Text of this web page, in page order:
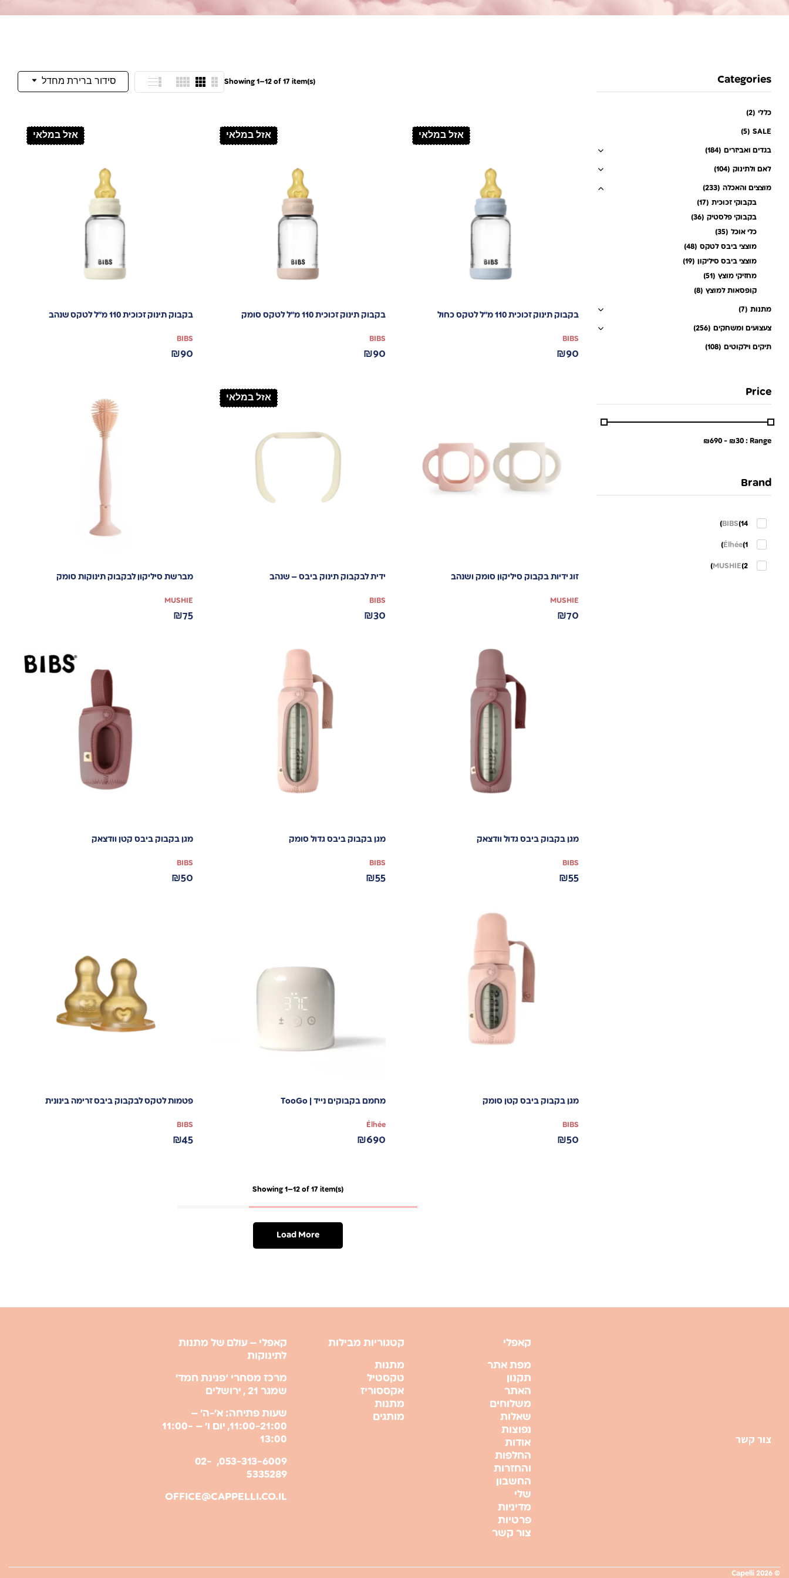
Categories
כללי (2)
SALE
(5)
בגדים ואביזרים (184)
לאם ולתינוק (104)
מוצצים והאכלה (233)
בקבוקי זכוכית (17)
בקבוקי פלסטיק (36)
כלי אוכל (35)
מוצצי ביבס לטקס (48)
מוצצי ביבס סיליקון (19)
מחזיקי מוצץ (51)
קופסאות למוצץ (8)
מתנות (7)
צעצועים ומשחקים (256)
תיקים וילקוטים (108)
Price
Range :
₪30
-
₪690
Brand
BIBS(14)
Élhée(1)
MUSHIE(2)
סידור ברירת מחדל Showing 1–12 of 17 item(s)
אזל במלאי
בקבוק תינוק זכוכית 110 מ”ל לטקס כחול
BIBS
₪90
אזל במלאי
בקבוק תינוק זכוכית 110 מ”ל לטקס סומק
BIBS
₪90
אזל במלאי
בקבוק תינוק זכוכית 110 מ”ל לטקס שנהב
BIBS
₪90
זוג ידיות בקבוק סיליקון סומק ושנהב
MUSHIE
₪70
אזל במלאי
ידית לבקבוק תינוק ביבס – שנהב
BIBS
₪30
מברשת סיליקון לבקבוק תינוקות סומק
MUSHIE
₪75
מגן בקבוק ביבס גדול וודצאק
BIBS
₪55
מגן בקבוק ביבס גדול סומק
BIBS
₪55
מגן בקבוק ביבס קטן וודצאק
BIBS
₪50
מגן בקבוק ביבס קטן סומק
BIBS
₪50
מחמם בקבוקים נייד | TooGo
Élhée
₪690
פטמות לטקס לבקבוק ביבס זרימה בינונית
BIBS
₪45
Showing 1–12 of 17 item(s)
Load More
צור קשר
קאפלי
מפת אתר
תקנון
האתר
משלוחים
שאלות
נפוצות
אודות
החלפות
והחזרות
החשבון
שלי
מדיניות
פרטיות
צור קשר
קטגוריות מבילות
מתנות
טקסטיל
אקססוריז
מתנות
מותגים
קאפלי – עולם של מתנות
לתינוקות
מרכז מסחרי ‘פנינת חמד’
שמגר 21 , ירושלים
שעות פתיחה: א’-ה’ –
11:00-21:00, יום ו’ – 11:00-
13:00
053-313-6009, 02-
5335289
OFFICE@CAPPELLI.CO.IL
© 2026 Capelli